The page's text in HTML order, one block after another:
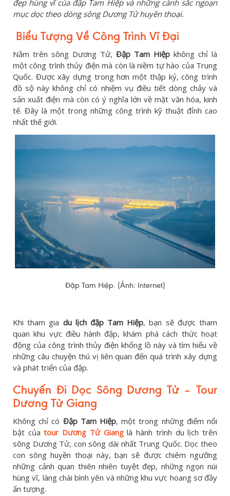
đẹp hùng vĩ của đập Tam Hiệp và những cảnh sắc ngoạn
mục dọc theo dòng sông Dương Tử huyền thoại.
Biểu Tượng Về Công Trình Vĩ Đại
Nằm trên sông Dương Tử, Đập Tam Hiệp không chỉ là
một công trình thủy điện mà còn là niềm tự hào của Trung
Quốc. Được xây dựng trong hơn một thập kỷ, công trình
đồ sộ này không chỉ có nhiệm vụ điều tiết dòng chảy và
sản xuất điện mà còn có ý nghĩa lớn về mặt văn hóa, kinh
tế. Đây là một trong những công trình kỹ thuật đỉnh cao
nhất thế giới.
Đập Tam Hiệp. (Ảnh: Internet)
Khi tham gia du lịch đập Tam Hiệp, bạn sẽ được tham
quan khu vực điều hành đập, khám phá cách thức hoạt
động của công trình thủy điện khổng lồ này và tìm hiểu về
những câu chuyện thú vị liên quan đến quá trình xây dựng
và phát triển của đập.
Chuyến Đi Dọc Sông Dương Tử – Tour
Dương Tử Giang
Không chỉ có Đập Tam Hiệp, một trong những điểm nổi
bật của tour Dương Tử Gianglà hành trình du lịch trên
sông Dương Tử, con sông dài nhất Trung Quốc. Dọc theo
con sông huyền thoại này, bạn sẽ được chiêm ngưỡng
những cảnh quan thiên nhiên tuyệt đẹp, những ngọn núi
hùng vĩ, làng chài bình yên và những khu vực hoang sơ đầy
ấn tượng.